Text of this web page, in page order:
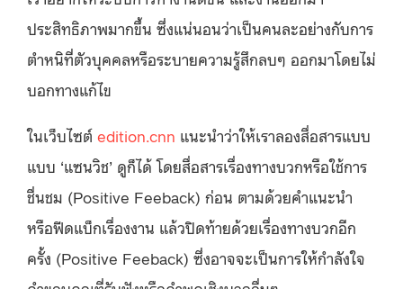
ประสิทธิภาพมากขึ้น ซึ่งแน่นอนว่าเป็นคนละอย่างกับการ
ตำหนิที่ตัวบุคคลหรือระบายความรู้สึกลบๆ ออกมาโดยไม่
บอกทางแก้ไข
ในเว็บไซต์ edition.cnn แนะนำว่าให้เราลองสื่อสารแบบ
แบบ ‘แซนวิช’ ดูก็ได้ โดยสื่อสารเรื่องทางบวกหรือใช้การ
ชื่นชม (Positive Feeback) ก่อน ตามด้วยคำแนะนำ
หรือฟีดแบ็กเรื่องงาน แล้วปิดท้ายด้วยเรื่องทางบวกอีก
ครั้ง (Positive Feeback) ซึ่งอาจจะเป็นการให้กำลังใจ